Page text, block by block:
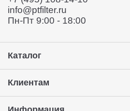
info@ptfilter.ru
Пн-Пт 9:00 - 18:00
Каталог
Клиентам